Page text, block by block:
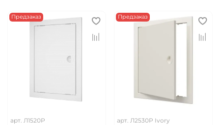
Предзаказ
арт. Л1520Р
Предзаказ
арт. Л2530Р Ivory